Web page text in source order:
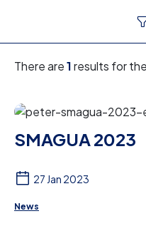
There are1results for
SMAGUA 2023
27 Jan 2023
News